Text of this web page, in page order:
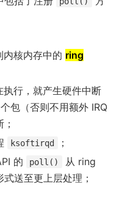
核内存中的 ring
行，就产生硬件中断
包（否则不用额外 IRQ
ksoftirqd
；
的
poll()
从 ring
式送至更上层处理；